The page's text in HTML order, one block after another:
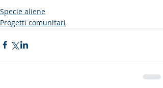
Specie aliene
Progetti comunitari